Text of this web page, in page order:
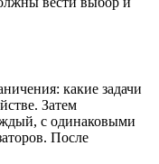
какие задачи
Затем
с одинаковыми
После